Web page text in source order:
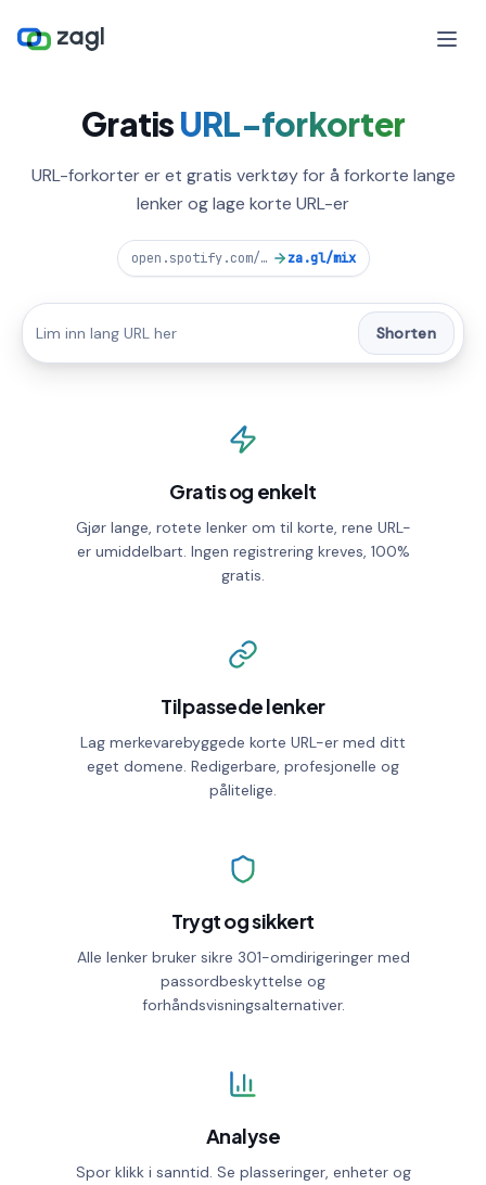
GratisURL-forkorter
URL-forkorter er et gratis verktøy for å forkorte lange
lenker og lage korte URL-er
open.spotify.com/playlist/37i9dQZF1DXcBWIG za.gl/mix
Shorten
Password protection
UTM parameters
Gratis og enkelt
Gjør lange, rotete lenker om til korte, rene URL-
er umiddelbart. Ingen registrering kreves, 100%
gratis.
Tilpassede lenker
Lag merkevarebyggede korte URL-er med ditt
eget domene. Redigerbare, profesjonelle og
pålitelige.
Trygt og sikkert
Alle lenker bruker sikre 301-omdirigeringer med
passordbeskyttelse og
forhåndsvisningsalternativer.
Analyse
Spor klikk i sanntid. Se plasseringer, enheter og